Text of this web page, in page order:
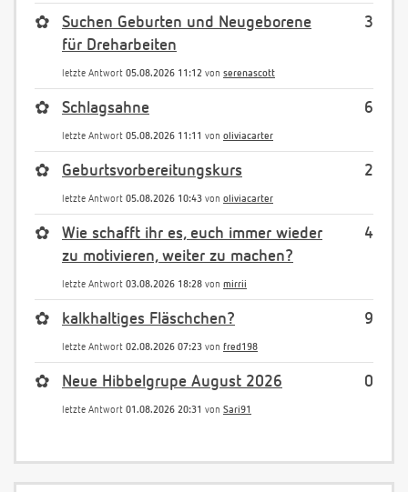
3
✿
Suchen Geburten und Neugeborene
für Dreharbeiten
letzte Antwort 05.08.2026 11:12 von serenascott
6
✿ Schlagsahne
letzte Antwort 05.08.2026 11:11 von oliviacarter
2
✿ Geburtsvorbereitungskurs
letzte Antwort 05.08.2026 10:43 von oliviacarter
4
✿
Wie schafft ihr es, euch immer wieder
zu motivieren, weiter zu machen?
letzte Antwort 03.08.2026 18:28 von mirrii
9
✿ kalkhaltiges Fläschchen?
letzte Antwort 02.08.2026 07:23 von fred198
0
✿ Neue Hibbelgrupe August 2026
letzte Antwort 01.08.2026 20:31 von Sari91